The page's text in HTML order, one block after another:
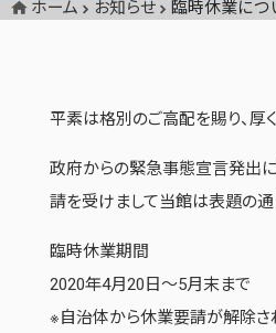
ホーム お知らせ 臨時休業につ
平素は格別のご高配を賜り、厚
政府からの緊急事態宣言発出
請を受けまして当館は表題の通
臨時休業期間
2020年4月20日〜5月末まで
※自治体から休業要請が解除